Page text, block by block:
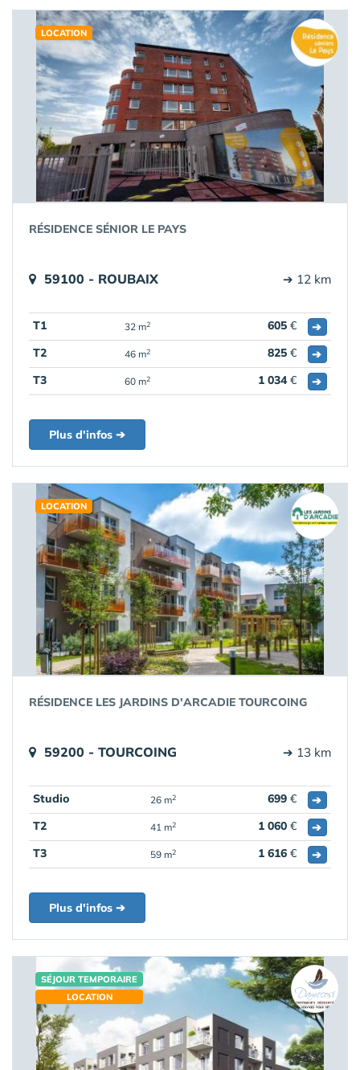
LOCATION
RÉSIDENCE SÉNIOR LE PAYS
59100 - ROUBAIX ➔ 12 km
T1 32 m2 605 €
➔
T2
46 m2 825 €
➔
T3
60 m2 1 034€ ➔
Plus d'infos ➔
LOCATION
RÉSIDENCE LES JARDINS D'ARCADIE TOURCOING
59200 - TOURCOING ➔ 13 km
Studio 26 m2 699 €
➔
T2
41 m2 1 060 €
➔
T3
59 m2 1 616 € ➔
Plus d'infos ➔
SÉJOUR TEMPORAIRE
LOCATION